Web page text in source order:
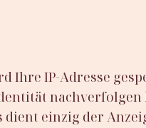
IP-Adresse
dient einzig der